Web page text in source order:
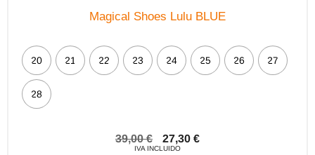
Magical Shoes Lulu BLUE
20 21 22 23 24 25 26 27
28
39,00€ 27,30 €
IVA INCLUIDO